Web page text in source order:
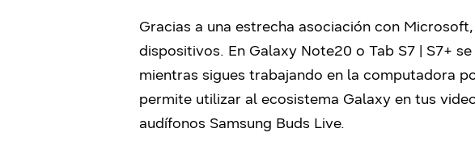
Gracias a una estrecha asociación con
dispositivos. En Galaxy Note20 o Tab S7 | S7+
mientras sigues trabajando en la computadora
permite utilizar al ecosistema Galaxy en tus
audífonos Samsung Buds Live.